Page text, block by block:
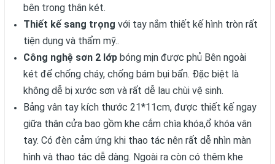
bên trong thân két.
Thiết kế sang trọng với tay nắm thiết kế hình tròn rất
tiện dụng và thẩm mỹ..
Công nghệ sơn 2 lớp bóng mịn được phủ Bên ngoài
két để chống cháy, chống bám bụi bẩn. Đặc biệt là
không dễ bị xước sơn và rất dễ lau chùi vệ sinh.
Bảng vân tay kích thước 21*11cm, được thiết kế ngay
giữa thân cửa bao gồm khe cắm chìa khóa,ổ khóa vân
tay. Có đèn cảm ứng khi thao tác nên rất dễ nhìn màn
hình và thao tác dễ dàng. Ngoài ra còn có thêm khe